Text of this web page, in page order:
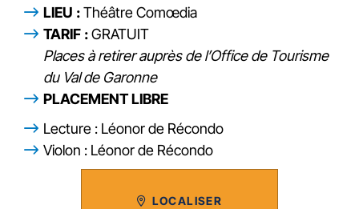
LIEU :Théâtre Comœdia
TARIF :GRATUIT
Places à retirer auprès de l’Office de Tourisme
du Val de Garonne
PLACEMENT LIBRE
Lecture : Léonor de Récondo
Violon : Léonor de Récondo
LOCALISER